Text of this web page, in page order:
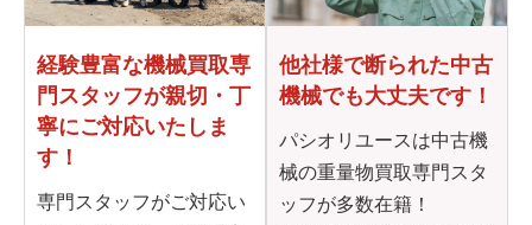
経験豊富な機械買取専
門 スタッフが親切・丁
寧にご対応いたしま
す！
専門スタッフがご対応い
他社様で断られた中古
機械でも大丈夫です！
パシオリユースは中古機
械の重量物買取専門スタ
ッフが多数在籍！